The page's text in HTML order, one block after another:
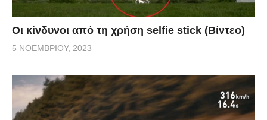
Οι κίνδυνοι από τη χρήση selfie stick (Βίντεο)
5 ΝΟΕΜΒΡΊΟΥ, 2023